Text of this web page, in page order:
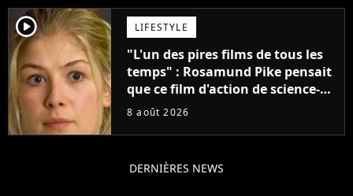
player2 LIFESTYLE
"L'un des pires films de tous les
temps" : Rosamund Pike pensait
que ce film d'action de science-
fiction avec Dwayne Johnson
8 août 2026
DERNIÈRES NEWS